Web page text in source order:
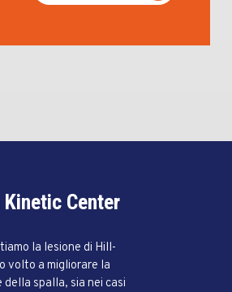
Center
la lesione di Hill-
volto a migliorare la
spalla, sia nei casi